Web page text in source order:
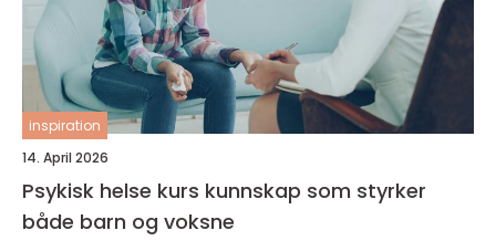
inspiration
14. April 2026
Psykisk helse kurs kunnskap som styrker
både barn og voksne